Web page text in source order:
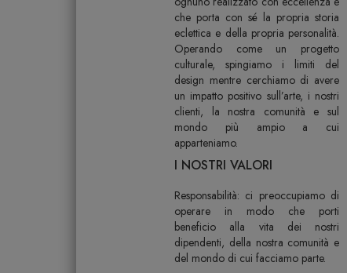
che porta con sé la propria storia
eclettica e della propria personalità.
Operando come un progetto
culturale, spingiamo i limiti del
design mentre cerchiamo di avere
un impatto positivo sull’arte, i nostri
clienti, la nostra comunità e sul
mondo più ampio a cui
apparteniamo.
I NOSTRI VALORI
Responsabilità: ci preoccupiamo di
operare in modo che porti
beneficio alla vita dei nostri
dipendenti, della nostra comunità e
del mondo di cui facciamo parte.